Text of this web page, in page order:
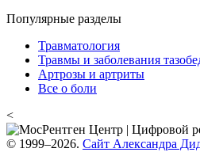
Популярные разделы
Травматология
Травмы и заболевания
Артрозы и артриты
Все о боли
<
© 1999–2026. Сайт Александра